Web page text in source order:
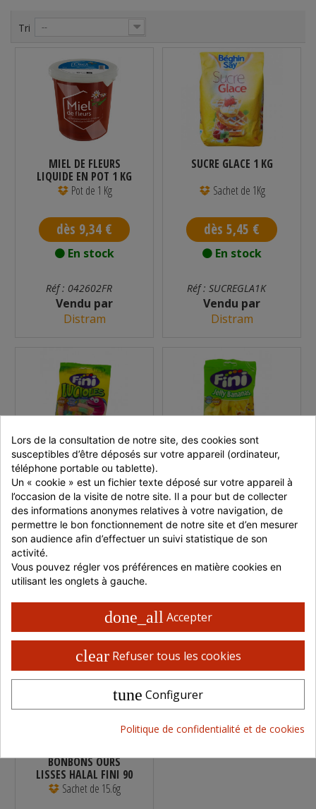
Tri --
MIEL DE FLEURS
LIQUIDE EN POT 1 KG
Pot de 1 Kg
dès 9,34 €
En stock
Réf : 042602FR
Vendu par
Distram
SUCRE GLACE 1 KG
Sachet de 1Kg
dès 5,45 €
En stock
Réf : SUCREGLA1K
Vendu par
Distram
BONBONS LUCIOLES
ACIDES HALAL FINI 90
G
Sachet de 100g
dès 1,28 €
Réf : 631021
Vendu par
Distram
BONBONS BANANES
HALAL FINI 90 G
Sachet de 100g
dès 1,28 €
Vendu par
Distram
BONBONS OURS
LISSES HALAL FINI 90
G
Sachet de 15.6g
Lors de la consultation de notre site, des cookies sont
susceptibles d’être déposés sur votre appareil (ordinateur,
téléphone portable ou tablette).
Un « cookie » est un fichier texte déposé sur votre appareil à
l’occasion de la visite de notre site. Il a pour but de collecter
des informations anonymes relatives à votre navigation, de
permettre le bon fonctionnement de notre site et d’en mesurer
son audience afin d’effectuer un suivi statistique de son
activité.
Vous pouvez régler vos préférences en matière cookies en
utilisant les onglets à gauche.
done_all Accepter
clear Refuser tous les cookies
tune Configurer
Politique de confidentialité et de cookies